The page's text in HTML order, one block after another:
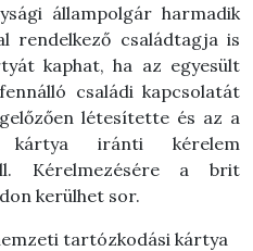
állampolgár harmadik
rendelkező családtagja is
kaphat, ha az egyesült
családi kapcsolatát
létesítette és az a
kártya iránti kérelem
Kérelmezésére a brit
kerülhet sor.
tartózkodási kártya